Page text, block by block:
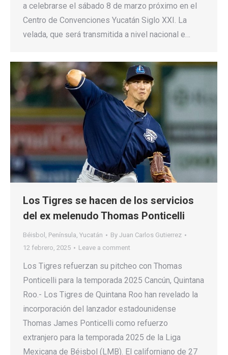
a celebrarse el sábado 8 de marzo próximo en el
Centro de Convenciones Yucatán Siglo XXI. La
velada, que será transmitida a nivel nacional e…
Los Tigres se hacen de los servicios
del ex melenudo Thomas Ponticelli
Béisbol , Península, Yucatán By Juan Carlos Gutierrez
12 febrero, 2025
Leave a comment
Los Tigres refuerzan su pitcheo con Thomas
Ponticelli para la temporada 2025 Cancún, Quintana
Roo.- Los Tigres de Quintana Roo han revelado la
incorporación del lanzador estadounidense
Thomas James Ponticelli como refuerzo
extranjero para la temporada 2025 de la Liga
Mexicana de Béisbol (LMB). El californiano de 27